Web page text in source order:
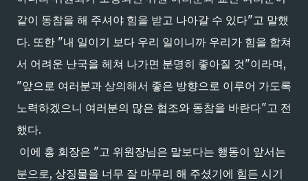
같이 동참을 해 주셔야 힘을 받고 나아갈 수 있다"고 말했
다. 또한 "내 일이기 보다 우리 일이니까 우리가 힘을 합쳐
서 어려운 난국을 헤쳐 나가면 분명히 좋아질 것"이라며,
"앞으로 여러분과 상의해서 좋은 방향으로 이루어 가도록
노력하겠으니 여러분의 많은 협조와 동참을 바란다"고 전
했다.
이에 홍 회장은 "고 위원장님은 말보다는 행동이 앞서는
분으로, 상징물을 너무 잘 마무리 해 주셨기에 힘든 시기